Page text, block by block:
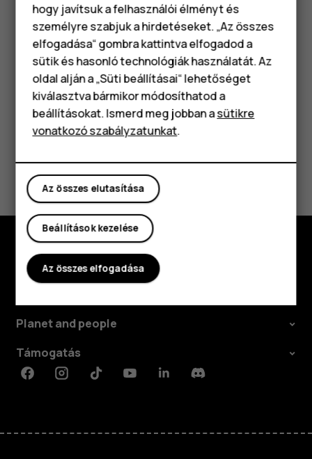
Okostelefonok
Klasszikus telefonok
Tartozékok
Táblagépek
Ha kérdése van a vezeték nélküli készülék beültetett
orvostechnikai eszközzel együtt történő használatával
kapcsolatban, akkor forduljon egészségügyi
szolgáltatójához (pl. a háziorvosához).
Hasznosnak találtad?
Igen Nem
Fedezd fel
Planet and people
Támogatás
FacebookInstagramTiktokYoutubeLinkedinDiscord
hogy javítsuk a felhasználói élményt és
személyre szabjuk a hirdetéseket. „Az összes
elfogadása“ gombra kattintva elfogadod a
sütik és hasonló technológiák használatát. Az
oldal alján a „Süti beállításai“ lehetőséget
kiválasztva bármikor módosíthatod a
beállításokat. Ismerd meg jobban asütikre
vonatkozó szabályzatunkat.
Az összes elutasítása
Beállítások kezelése
Az összes elfogadása